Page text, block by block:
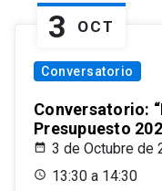
3 OCT
Conversatorio
Conversatorio:
Presupuesto
3 de Octubre de
13:30 a 14:30